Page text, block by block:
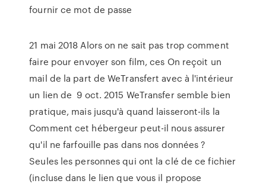
fournir ce mot de passe
21 mai 2018 Alors on ne sait pas trop comment
faire pour envoyer son film, ces On reçoit un
mail de la part de WeTransfert avec à l'intérieur
un lien de 9 oct. 2015 WeTransfer semble bien
pratique, mais jusqu'à quand laisseront-ils la
Comment cet hébergeur peut-il nous assurer
qu'il ne farfouille pas dans nos données ?
Seules les personnes qui ont la clé de ce fichier
(incluse dans le lien que vous il propose